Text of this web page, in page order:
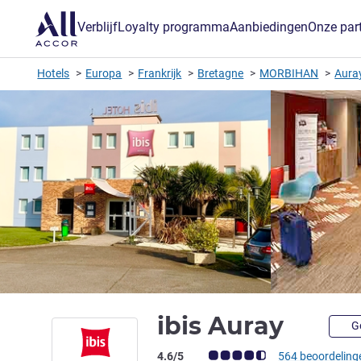
VerblijfLoyalty programmaAanbiedingenOnze
Hotels Europa Frankrijk Bretagne MORBIHAN
ibis Auray 3
Avis-klantbeoordeling (ALL
4.6/5 564